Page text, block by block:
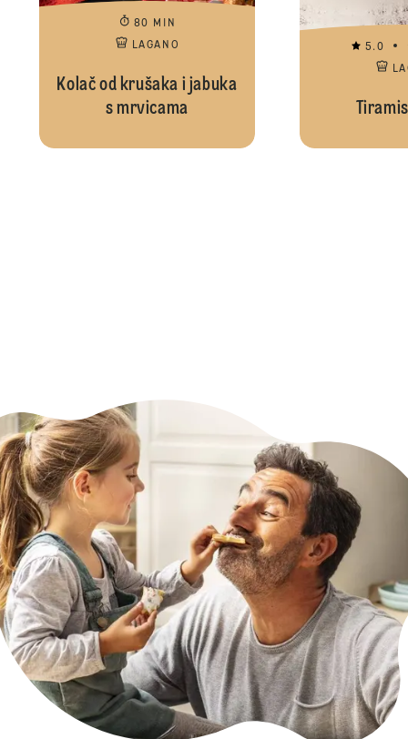
80 MIN
LAGANO
Kolač od krušaka i jabuka
s mrvicama
5.0